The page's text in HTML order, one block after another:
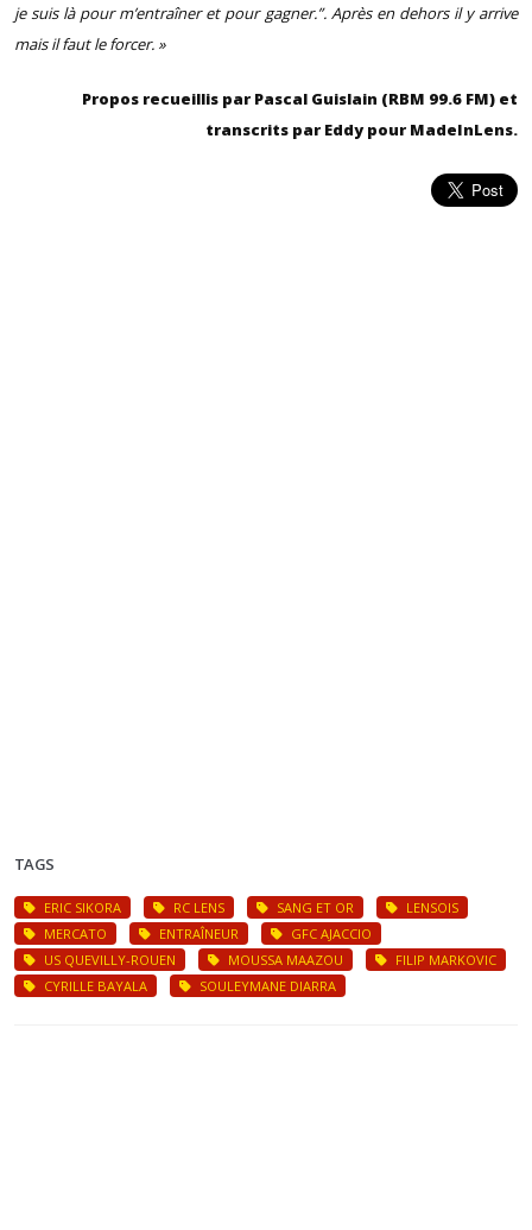
je suis là pour m’entraîner et pour gagner.”. Après en dehors il y arrive
mais il faut le forcer. »
Propos recueillis par Pascal Guislain (RBM 99.6 FM) et
transcrits par Eddy pour MadeInLens.
TAGS
ERIC SIKORA RC LENS SANG ET OR
LENSOIS
MERCATO
ENTRAÎNEUR
GFC AJACCIO
US QUEVILLY-ROUEN
MOUSSA MAAZOU
FILIP MARKOVIC
CYRILLE BAYALA
SOULEYMANE DIARRA